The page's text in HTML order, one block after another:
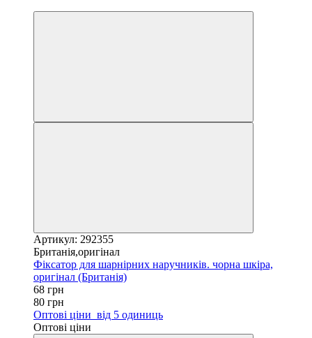
Артикул: 292355
Британія,оригінал
Фіксатор для шарнірних наручників. чорна шкіра,
оригінал (Британія)
68 грн
80 грн
Оптові ціни від 5 одиниць
Оптові ціни